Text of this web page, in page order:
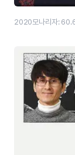
2020모나리자: